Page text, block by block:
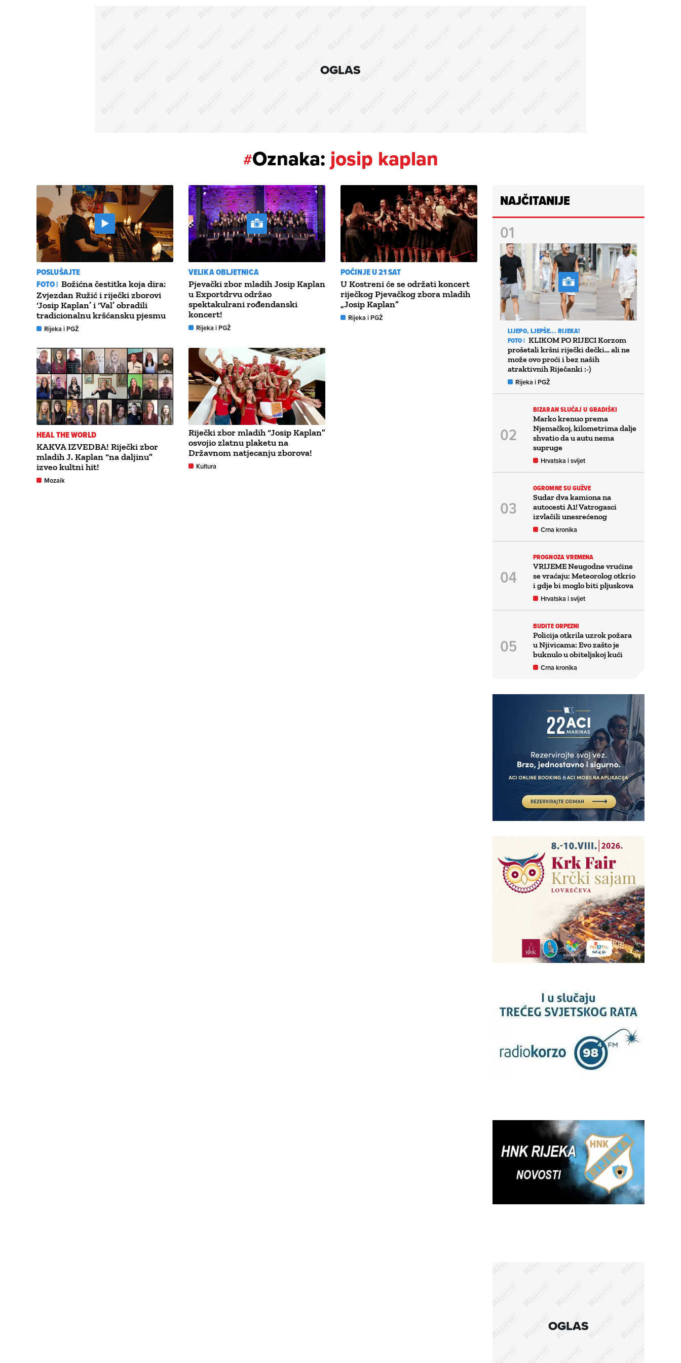
OGLAS
#Oznaka: josip kaplan
POSLUŠAJTE
FOTO | Božićna čestitka koja dira:
Zvjezdan Ružić i riječki zborovi
‘Josip Kaplan’ i ‘Val’ obradili
tradicionalnu kršćansku pjesmu
Rijeka i PGŽ
VELIKA OBLJETNICA
Pjevački zbor mladih Josip Kaplan
u Exportdrvu održao
spektakulrani rođendanski
koncert!
Rijeka i PGŽ
POČINJE U 21 SAT
U Kostreni će se održati koncert
riječkog Pjevačkog zbora mladih
„Josip Kaplan”
Rijeka i PGŽ
HEAL THE WORLD
KAKVA IZVEDBA! Riječki zbor
mladih J. Kaplan “na daljinu”
izveo kultni hit!
Mozaik
Riječki zbor mladih “Josip Kaplan”
osvojio zlatnu plaketu na
Državnom natjecanju zborova!
Kultura
NAJČITANIJE
LIJEPO, LJEPŠE... RIJEKA!
FOTO | KLIKOM PO RIJECI Korzom
prošetali kršni riječki dečki… ali ne
može ovo proći i bez naših
atraktivnih Riječanki :-)
Rijeka i PGŽ
BIZARAN SLUČAJ U GRADIŠKI
Marko krenuo prema
Njemačkoj, kilometrima dalje
shvatio da u autu nema
supruge
Hrvatska i svijet
OGROMNE SU GUŽVE
Sudar dva kamiona na
autocesti A1! Vatrogasci
izvlačili unesrećenog
Crna kronika
PROGNOZA VREMENA
VRIJEME Neugodne vrućine
se vraćaju: Meteorolog otkrio
i gdje bi moglo biti pljuskova
Hrvatska i svijet
BUDITE ORPEZNI
Policija otkrila uzrok požara
u Njivicama: Evo zašto je
buknulo u obiteljskoj kući
Crna kronika
OGLAS